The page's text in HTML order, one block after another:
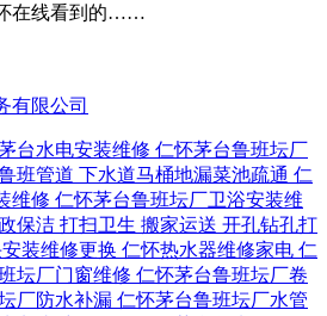
在线看到的……
有限公司
台水电安装维修 仁怀茅台鲁班坛厂
班管道 下水道马桶地漏菜池疏通 仁
维修 仁怀茅台鲁班坛厂卫浴安装维
保洁 打扫卫生 搬家运送 开孔钻孔打
装维修更换 仁怀热水器维修家电 仁
坛厂门窗维修 仁怀茅台鲁班坛厂卷
厂防水补漏 仁怀茅台鲁班坛厂水管